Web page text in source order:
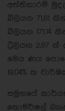
අත්තිකාරම්
බිලියන 71.61
බිලියන 171.14
ට්‍රිලියන 2.87
මෙය ණය
19.04% ක
සමූහයේ
කොමර්ෂල්